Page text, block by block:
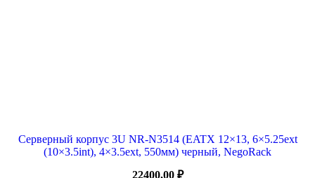
Серверный корпус 3U NR-N3514 (EATX 12×13, 6×5.25ext
(10×3.5int), 4×3.5ext, 550мм) черный, NegoRack
22400,00 ₽